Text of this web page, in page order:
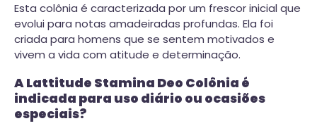
Esta colônia é caracterizada por um frescor inicial que
evolui para notas amadeiradas profundas. Ela foi
criada para homens que se sentem motivados e
vivem a vida com atitude e determinação.
A Lattitude Stamina Deo Colônia é
indicada para uso diário ou ocasiões
especiais?